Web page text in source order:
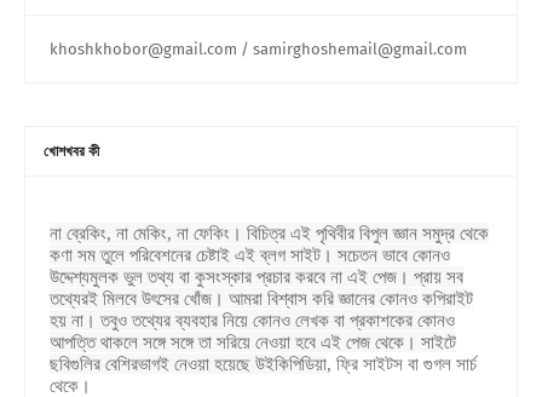
khoshkhobor@gmail.com / samirghoshemail@gmail.com
খোশখবর কী
না ব্রেকিং, না মেকিং, না ফেকিং। বিচিত্র এই পৃথিবীর বিপুল জ্ঞান সমুদ্র থেকে
কণা সম তুলে পরিবেশনের চেষ্টাই এই ব্লগ সাইট। সচেতন ভাবে কোনও
উদ্দেশ্যমুলক ভুল তথ্য বা কুসংস্কার প্রচার করবে না এই পেজ। প্রায় সব
তথ্যেরই মিলবে উৎসের খোঁজ। আমরা বিশ্বাস করি জ্ঞানের কোনও কপিরাইট
হয় না। তবুও তথ্যের ব্যবহার নিয়ে কোনও লেখক বা প্রকাশকের কোনও
আপত্তি থাকলে সঙ্গে সঙ্গে তা সরিয়ে নেওয়া হবে এই পেজ থেকে। সাইটে
ছবিগুলির বেশিরভাগই নেওয়া হয়েছে উইকিপিডিয়া, ফ্রি সাইটস বা গুগল সার্চ
থেকে।